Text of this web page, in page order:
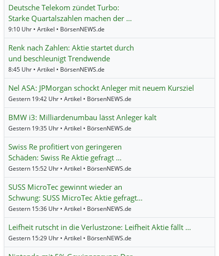
Deutsche Telekom zündet Turbo:
Starke Quartalszahlen machen der …
9:10 Uhr • Artikel • BörsenNEWS.de
Renk nach Zahlen: Aktie startet durch
und beschleunigt Trendwende
8:45 Uhr • Artikel • BörsenNEWS.de
Nel ASA: JPMorgan schockt Anleger mit neuem Kursziel
Gestern 19:42 Uhr • Artikel • BörsenNEWS.de
BMW i3: Milliardenumbau lässt Anleger kalt
Gestern 19:35 Uhr • Artikel • BörsenNEWS.de
Swiss Re profitiert von geringeren
Schäden: Swiss Re Aktie gefragt …
Gestern 15:52 Uhr • Artikel • BörsenNEWS.de
SUSS MicroTec gewinnt wieder an
Schwung: SUSS MicroTec Aktie gefragt…
Gestern 15:36 Uhr • Artikel • BörsenNEWS.de
Leifheit rutscht in die Verlustzone: Leifheit Aktie fällt …
Gestern 15:29 Uhr • Artikel • BörsenNEWS.de